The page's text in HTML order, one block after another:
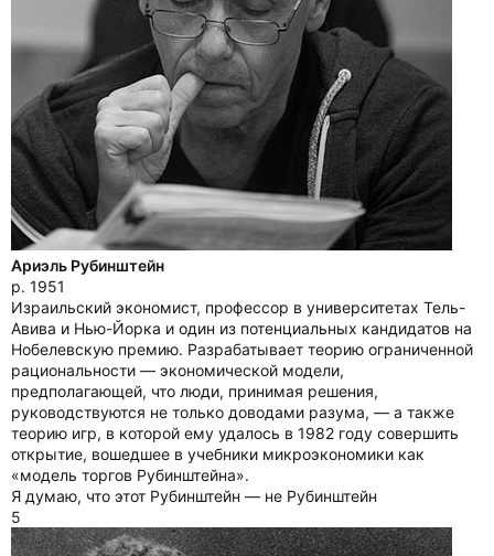
Ариэль Рубинштейн
р. 1951
Израильский экономист, профессор в университетах Тель-
Авива и Нью-Йорка и один из потенциальных кандидатов на
Нобелевскую премию. Разрабатывает теорию ограниченной
рациональности — экономической модели,
предполагающей, что люди, принимая решения,
руководствуются не только доводами разума, — а также
теорию игр, в которой ему удалось в 1982 году совершить
открытие, вошедшее в учебники микроэкономики как
«модель торгов Рубинштейна».
Я думаю, что этот Рубинштейн — не Рубинштейн
5